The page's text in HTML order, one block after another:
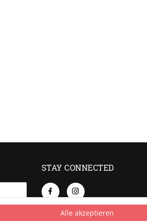
STAY CONNECTED
Alle akzeptieren